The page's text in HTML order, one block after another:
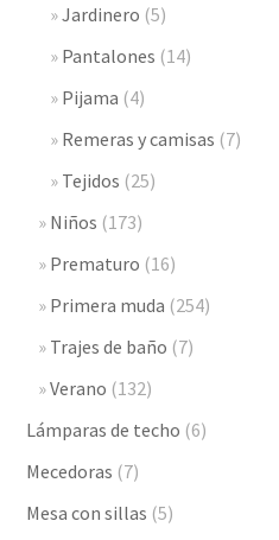
Jardinero (5)
Pantalones (14)
Pijama (4)
Remeras y camisas (7)
Tejidos (25)
Niños (173)
Prematuro (16)
Primera muda (254)
Trajes de baño (7)
Verano (132)
Lámparas de techo (6)
Mecedoras (7)
Mesa con sillas (5)